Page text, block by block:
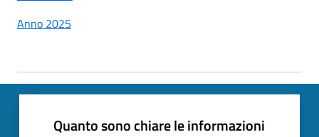
Anno 2025
Quanto sono chiare le informazioni